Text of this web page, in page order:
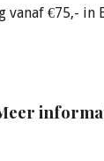
vanaf €75,- in